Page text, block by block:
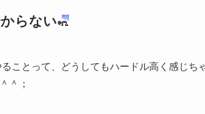
らない
ことって、どうしてもハードル高く感じち
＾；